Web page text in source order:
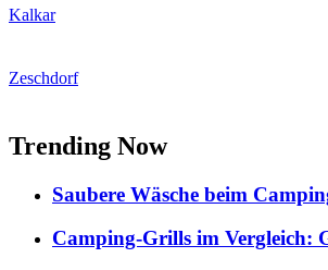
Kalkar
Zeschdorf
Trending Now
Saubere Wäsche beim
Camping-Grills im Vergleich: